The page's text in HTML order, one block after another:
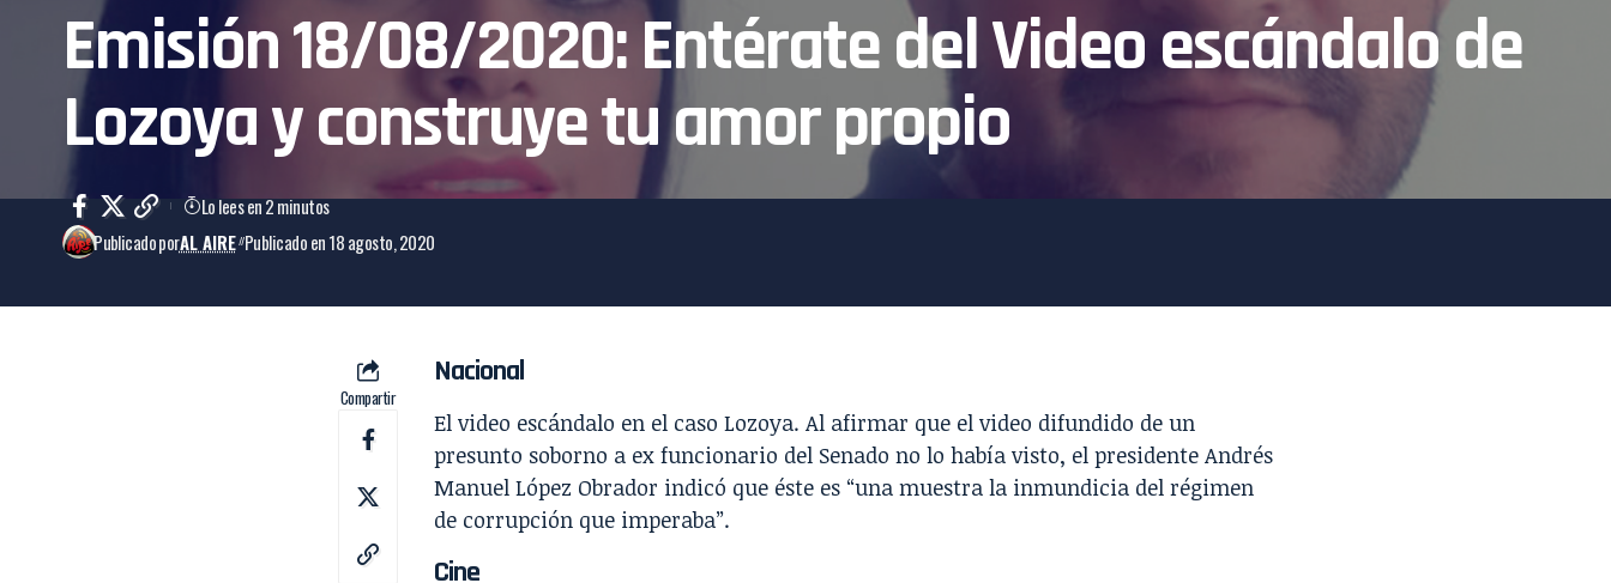
Emisión 18/08/2020: Entérate del Video escándalo de
Lozoya y construye tu amor propio
Publicado porAL AIRE Publicado en 18 agosto, 2020
Lo lees en 2 minutos
Compartir
Nacional
El video escándalo en el caso Lozoya. Al afirmar que el video difundido de un
presunto soborno a ex funcionario del Senado no lo había visto, el presidente Andrés
Manuel López Obrador indicó que éste es “una muestra la inmundicia del régimen
de corrupción que imperaba”.
Cine